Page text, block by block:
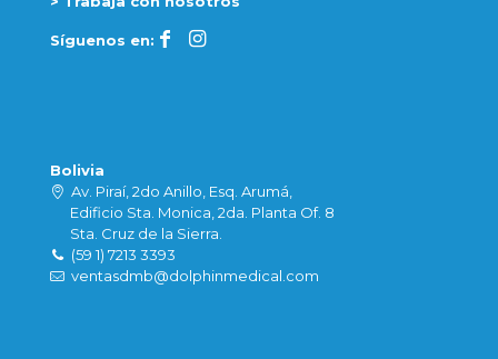
Síguenos en:
Bolivia
Av. Piraí, 2do Anillo, Esq. Arumá,
Edificio Sta. Monica, 2da. Planta Of. 8
Sta. Cruz de la Sierra.
(59 1) 7213 3393
ventasdmb@dolphinmedical.com